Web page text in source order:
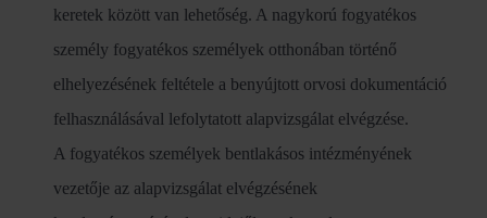
keretek között van lehetőség. A nagykorú fogyatékos
személy fogyatékos személyek otthonában történő
elhelyezésének feltétele a benyújtott orvosi dokumentáció
felhasználásával lefolytatott alapvizsgálat elvégzése.
A fogyatékos személyek bentlakásos intézményének
vezetője az alapvizsgálat elvégzésének